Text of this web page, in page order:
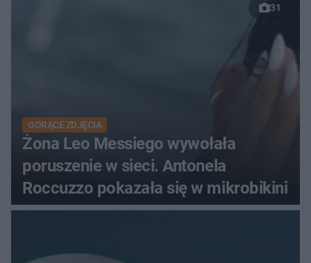
31
GORĄCE ZDJĘCIA
Żona Leo Messiego wywołała
poruszenie w sieci. Antonela
Roccuzzo pokazała się w mikrobikini